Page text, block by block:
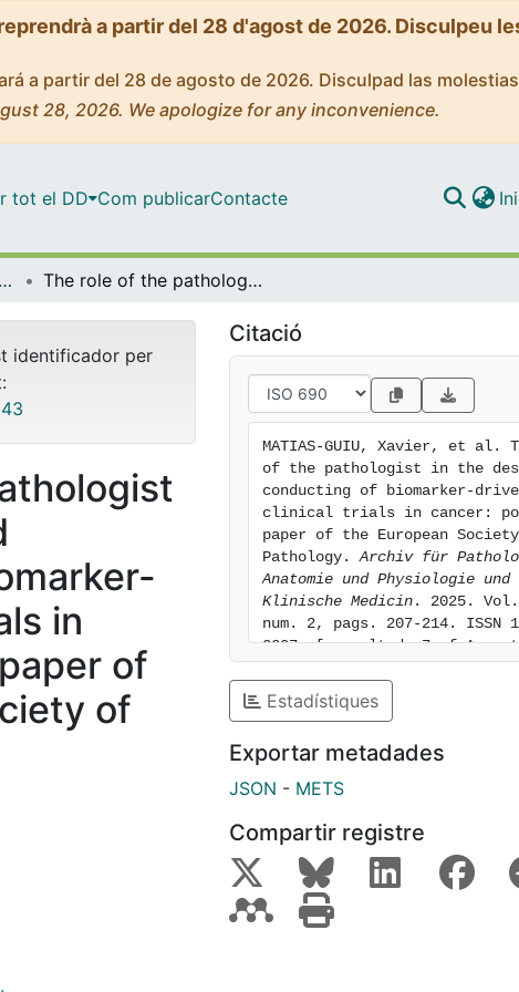
a partir del 28 d'agost de 2026. Disculpeu
a partir del 28 de agosto de 2026. Disculpad las molestias
28, 2026. We apologize for any inconvenience.
tot el DD Com publicarContacte
Articles publicats en revistes (Institut d'lnvestigació Biomèdica de Bellvitge (IDIBELL)) The role of the pathologist in the design and conducting of biomarker-driven clinical trials in cancer: position paper of the European Society of Pathology
identificador per
in
of
of
Citació
MATIAS-GUIU, Xavier, et al.
of the pathologist in the
conducting of biomarker-
clinical trials in cancer:
paper of the European
Pathology. Archiv für
Anatomie und Physiologie
Klinische Medicin . 2025.
num. 2, pags. 207-214. ISSN
2307. [consulted: 7 of
https://hdl.handle.net/2445/
Estadístiques
Exportar metadades
JSON - METS
Compartir registre